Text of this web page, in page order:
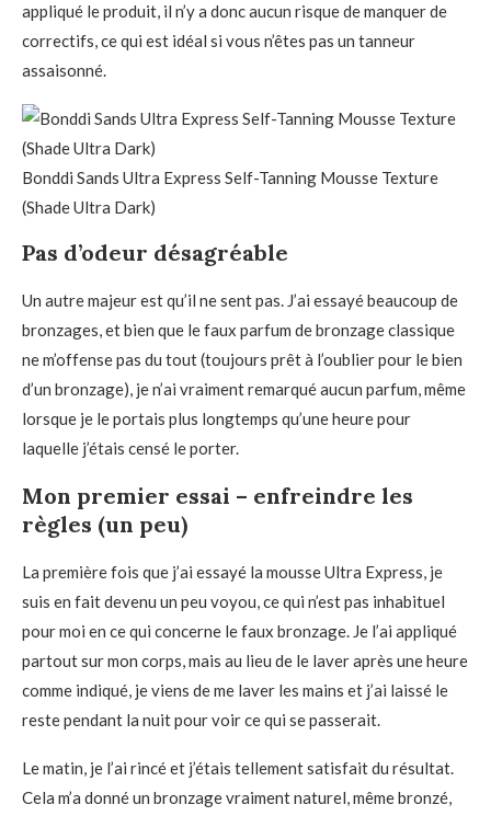
appliqué le produit, il n’y a donc aucun risque de manquer de
correctifs, ce qui est idéal si vous n’êtes pas un tanneur
assaisonné.
Bonddi Sands Ultra Express Self-Tanning Mousse Texture
(Shade Ultra Dark)
Pas d’odeur désagréable
Un autre majeur est qu’il ne sent pas. J’ai essayé beaucoup de
bronzages, et bien que le faux parfum de bronzage classique
ne m’offense pas du tout (toujours prêt à l’oublier pour le bien
d’un bronzage), je n’ai vraiment remarqué aucun parfum, même
lorsque je le portais plus longtemps qu’une heure pour
laquelle j’étais censé le porter.
Mon premier essai – enfreindre les
règles (un peu)
La première fois que j’ai essayé la mousse Ultra Express, je
suis en fait devenu un peu voyou, ce qui n’est pas inhabituel
pour moi en ce qui concerne le faux bronzage. Je l’ai appliqué
partout sur mon corps, mais au lieu de le laver après une heure
comme indiqué, je viens de me laver les mains et j’ai laissé le
reste pendant la nuit pour voir ce qui se passerait.
Le matin, je l’ai rincé et j’étais tellement satisfait du résultat.
Cela m’a donné un bronzage vraiment naturel, même bronzé,